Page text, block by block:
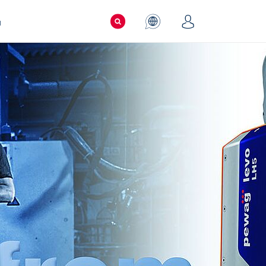
техника
chain
Защитные колесные цепи
Общая информация
Области применения
Формы сети
Запасные части
Звенья
Абразивность
Инструменты
Распределительная сеть
формуляр